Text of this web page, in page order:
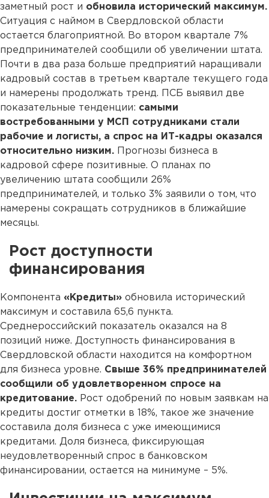
заметный рост и обновила исторический максимум.
Ситуация с наймом в Свердловской области
остается благоприятной. Во втором квартале 7%
предпринимателей сообщили об увеличении штата.
Почти в два раза больше предприятий наращивали
кадровый состав в третьем квартале текущего года
и намерены продолжать тренд. ПСБ выявил две
показательные тенденции: самыми
востребованными у МСП сотрудниками стали
рабочие и логисты, а спрос на ИТ-кадры оказался
относительно низким.
Прогнозы бизнеса в
кадровой сфере позитивные. О планах по
увеличению штата сообщили 26%
предпринимателей, и только 3% заявили о том, что
намерены сокращать сотрудников в ближайшие
месяцы.
Рост доступности
финансирования
Компонента «Кредиты» обновила исторический
максимум и составила 65,6 пункта.
Среднероссийский показатель оказался на 8
позиций ниже. Доступность финансирования в
Свердловской области находится на комфортном
для бизнеса уровне. Свыше 36% предпринимателей
сообщили об удовлетворенном спросе на
кредитование. Рост одобрений по новым заявкам на
кредиты достиг отметки в 18%, такое же значение
составила доля бизнеса с уже имеющимися
кредитами. Доля бизнеса, фиксирующая
неудовлетворенный спрос в банковском
финансировании, остается на минимуме – 5%.